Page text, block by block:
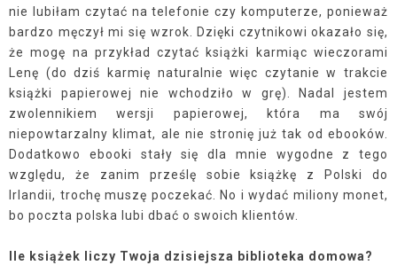
nie lubiłam czytać na telefonie czy komputerze, ponieważ
bardzo męczył mi się wzrok. Dzięki czytnikowi okazało się,
że mogę na przykład czytać książki karmiąc wieczorami
Lenę (do dziś karmię naturalnie więc czytanie w trakcie
książki papierowej nie wchodziło w grę). Nadal jestem
zwolennikiem wersji papierowej, która ma swój
niepowtarzalny klimat, ale nie stronię już tak od ebooków.
Dodatkowo ebooki stały się dla mnie wygodne z tego
względu, że zanim prześlę sobie książkę z Polski do
Irlandii, trochę muszę poczekać. No i wydać miliony monet,
bo poczta polska lubi dbać o swoich klientów.
Ile książek liczy Twoja dzisiejsza biblioteka domowa?